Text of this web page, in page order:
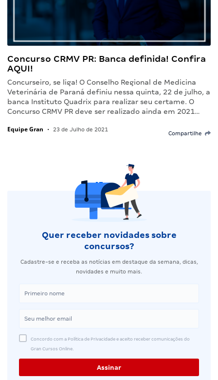
Concurso CRMV PR: Banca definida! Confira
AQUI!
Concurseiro, se liga! O Conselho Regional de Medicina
Veterinária de Paraná definiu nessa quinta, 22 de julho, a
banca Instituto Quadrix para realizar seu certame. O
Concurso CRMV PR deve ser realizado ainda em 2021…
Equipe Gran • 23 de Julho de 2021
Compartilhe
Quer receber novidades sobre
concursos?
Cadastre-se e receba as notícias em destaque da semana, dicas,
novidades e muito mais.
Concordo com a Política de Privacidade e aceito receber comunicações do
Gran Cursos Online.